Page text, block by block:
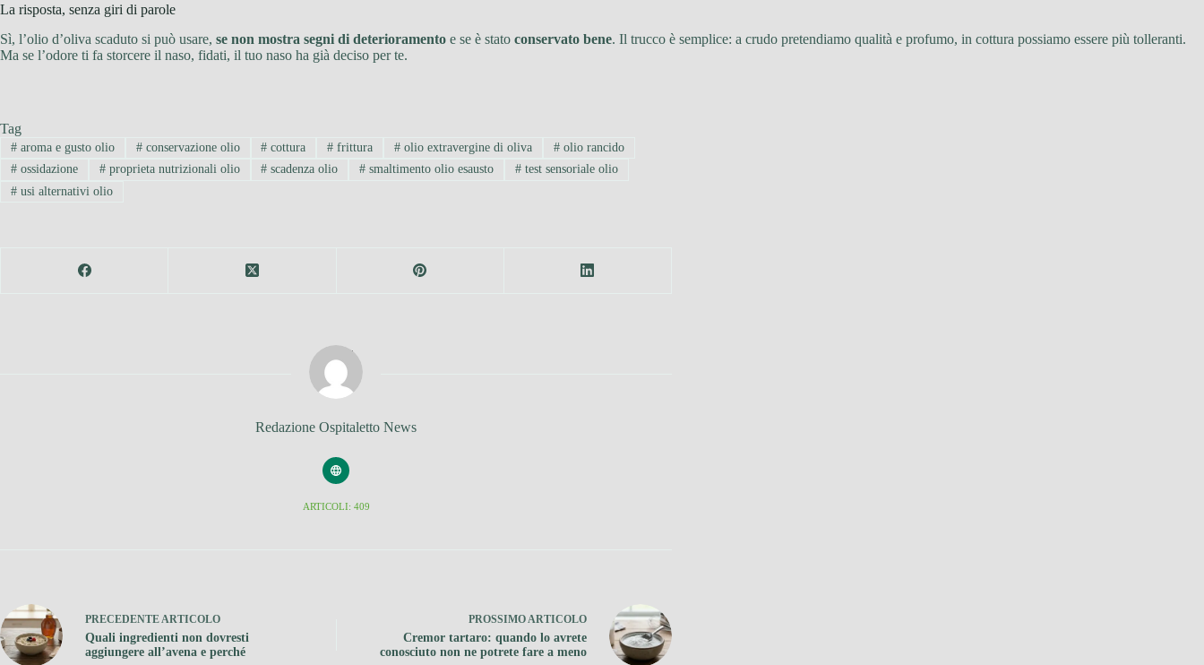
La risposta, senza giri di parole
Sì, l’olio d’oliva scaduto si può usare, se non mostra segni di deterioramento e se è stato conservato bene. Il trucco è semplice: a crudo pretendiamo qualità e profumo, in cottura possiamo essere più tolleranti.
Ma se l’odore ti fa storcere il naso, fidati, il tuo naso ha già deciso per te.
Tag
#aroma e gusto olio #conservazione olio # cottura # frittura # olio extravergine di oliva #olio rancido
#ossidazione #proprieta nutrizionali olio # scadenza olio # smaltimento olio esausto # test sensoriale olio
#usi alternativi olio
Redazione Ospitaletto News
ARTICOLI: 409
PRECEDENTEARTICOLO
Quali ingredienti non dovresti
aggiungere all’avena e perché
PROSSIMOARTICOLO
Cremor tartaro: quando lo avrete
conosciuto non ne potrete fare a meno